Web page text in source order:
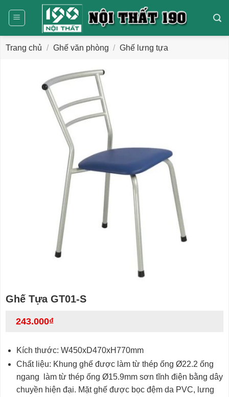
dung
Trang chủ / Ghế văn phòng / Ghế lưng tựa
Ghế Tựa GT01-S
243.000₫
Kích thước: W450xD470xH770mm
Chất liệu: Khung ghế được làm từ thép ống Ø22.2 ống
ngang làm từ thép ống Ø15.9mm sơn tĩnh điện bằng dây
chuyền hiện đại. Mặt ghế được bọc đệm da PVC, lưng